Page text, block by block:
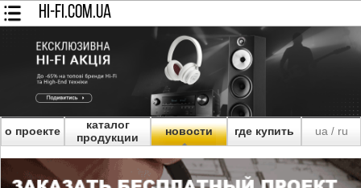
HI-FI.COM.UA
о проекте
каталог
продукции
новости где купить ua/ ru